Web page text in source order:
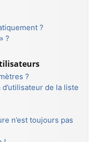
?
?
?
de la liste
n’est toujours pas